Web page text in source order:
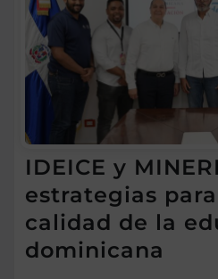
IDEICE y
estrategias
calidad de la
dominicana